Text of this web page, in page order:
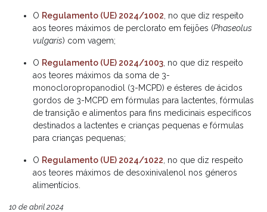
O Regulamento (UE) 2024/1002 , no que diz respeito
aos teores máximos de perclorato em feijões (Phaseolus
vulgaris) com vagem;
O Regulamento (UE) 2024/1003 , no que diz respeito
aos teores máximos da soma de 3-
monocloropropanodiol (3-MCPD) e ésteres de ácidos
gordos de 3-MCPD em fórmulas para lactentes, fórmulas
de transição e alimentos para fins medicinais específicos
destinados a lactentes e crianças pequenas e fórmulas
para crianças pequenas;
O Regulamento (UE) 2024/1022 , no que diz respeito
aos teores máximos de desoxinivalenol nos géneros
alimentícios.
10 de abril 2024